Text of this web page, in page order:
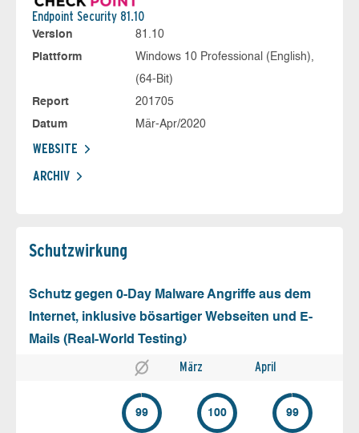
Endpoint Security 81.10
Version
81.10
Plattform
Windows 10 Professional (English),
(64-Bit)
Report
201705
Datum
Mär-Apr/2020
WEBSITE
ARCHIV
Schutz­wirkung
Schutz gegen 0-Day Malware Angriffe aus dem
Internet, inklusive bösartiger Webseiten und E-
Mails (Real-World Testing)
März April
99 100 99